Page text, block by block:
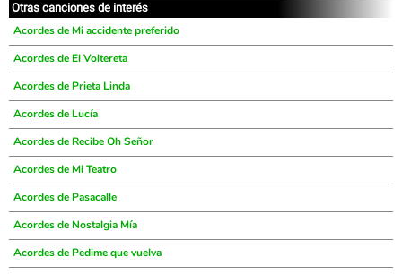
Otras canciones de interés
Acordes de Mi accidente preferido
Acordes de El Voltereta
Acordes de Prieta Linda
Acordes de Lucía
Acordes de Recibe Oh Señor
Acordes de Mi Teatro
Acordes de Pasacalle
Acordes de Nostalgia Mía
Acordes de Pedime que vuelva